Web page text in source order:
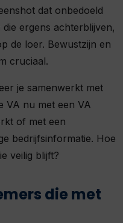
dat onbedoeld
ergens achterblijven,
de loer. Bewustzijn en
cruciaal.
je samenwerkt met
VA nu met een VA
of met een
bedrijfsinformatie. Hoe
veilig blijft?
die met